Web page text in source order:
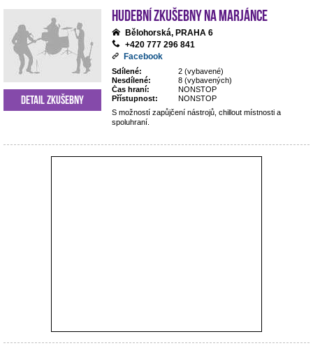
Hudební zkušebny Na Marjánce
Bělohorská, PRAHA 6
+420 777 296 841
Facebook
Sdílené:
2 (vybavené)
Nesdílené:
8 (vybavených)
Čas hraní:
NONSTOP
Přístupnost:
NONSTOP
S možností zapůjčení nástrojů, chillout místnosti a
spoluhraní.
Detail zkušebny